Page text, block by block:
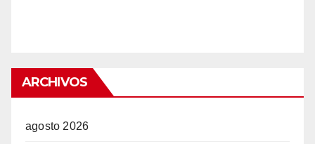
ARCHIVOS
agosto 2026